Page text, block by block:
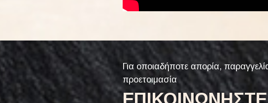
Για οποιαδήποτε απορία,
προετοιμασία